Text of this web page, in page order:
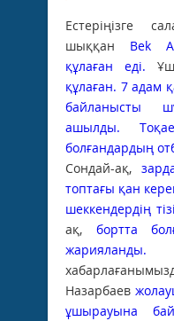
Естеріңізге
шыққан Bek
құлаған еді.
құлаған. 7 адам
байланысты
ашылды.
болғандардың
Сондай-ақ,
топтағы қан
шеккендердің
ақ, бортта
жарияланды.
Назарбаев
ұшырауына